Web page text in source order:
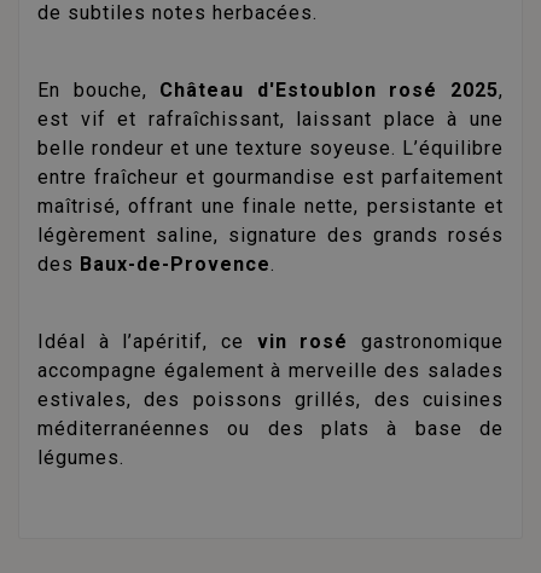
de subtiles notes herbacées.
En bouche, Château d'Estoublon rosé 2025,
est vif et rafraîchissant, laissant place à une
belle rondeur et une texture soyeuse. L’équilibre
entre fraîcheur et gourmandise est parfaitement
maîtrisé, offrant une finale nette, persistante et
légèrement saline, signature des grands rosés
des Baux-de-Provence.
Idéal à l’apéritif, ce vin rosé
gastronomique
accompagne également à merveille des salades
estivales, des poissons grillés, des cuisines
méditerranéennes ou des plats à base de
légumes.